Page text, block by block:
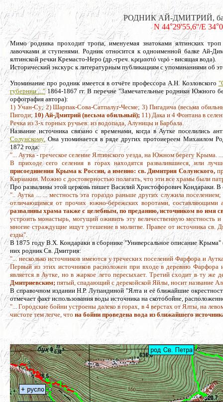
РОДНИК АЙ-ДМИТРИЙ,
N 44°29'55,6''/E 34°
Мимо родника проходит тропа, именуемая знатоками ялтинских
лавочками и ступенями. Родник относится к одноименной балке Ай-
ялтинской речки Кремасто-Неро (др.-греч. κρεμαστό νερό - висящая вода).
Исторический экскурс к литературным публикациям с упоминаниями об
Упоминание про родник имеется в отчёте профессора А.Н. Козловского
губернии ..."1864-1867 гг.В перечне "Замечательные родники Южного
орфография автора):
1) Учан-Су; 2) Шарпак-Сова-Сатпалуг-Чесме; 3) Пигадича (весьма
Пигоди; 10) Ай-Дмитрий (весьма обильный); 11) Дака и 4 Фонтана в
Речка из 3-х горных ручьев: из водопада, Алуницы и Барбала.
Название источника связано с временами, когда в Аутке поселились
Солунскому.Она упоминается в ряде других протоиереем Михаилом
1872 года:
"... Аутка - греческое селение Ялтинского уезда, на Южном берегу Kpымa. ...
В приходе сего селения в горах находятся развалившиеся, или
присоединения Крыма к России, а именно: св. Димитрия Солунского,
Кириакии. Можно с достоверностью полагать, что эти все храмы были
Про развалины этой церковь пишет Василий Христофорович Кондараки.
".. Аутка ... ... местность эта гораздо раньше других служила
отличающимся от прочих южно-бережских воротами,
развалины храма также с целебным, по преданию, источником во имя
устроить монастырь, могущий оживить эту величественную местность
многие страждущие ищут утешение в молитве. Правее от источника св.
езды".
В 1875 году В.Х. Кондараки в сборнике "Универсальное описание
них родник Св. Дмитрия:
"... несколько источников имеются у греческих поселений Фарфора и
Первый из этих источников расположен при входе в деревню Фарфора
является в Аутке, но в жаркое лето пересыхает. Третий сходит в ту
Дмитриевским; пятый, спадающий с дерекойской Яйлы, носит название
В справочном издании Н.Р. Лупандиной "Ялта и её ближайшие
отмечает факт использования воды источника на скотобойне,
"... Городские бойни устроены далеко в горах, в 4 верстах от Ялты, на
чистоте тем легче, что на бойни проведена вода из ближайшего